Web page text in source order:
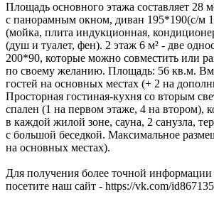
Площадь основного этажа составляет 28
с панорамным окном, диван 195*190(с/м
(мойка, плита индукционная,
(душ и туалет, фен). 2 этаж 6 м² - две
200*90, которые можно совместить или
по своему желанию. Площадь: 56 кв.м.
гостей на основных местах (+ 2 на
Просторная гостиная-кухня со вторым
спален (1 на первом этаже, 4 на втором),
в каждой жилой зоне, сауна, 2 санузла,
с большой беседкой. Максимальное
на основных местах).
Для получения более точной
посетите наш сайт - https://vk.com/